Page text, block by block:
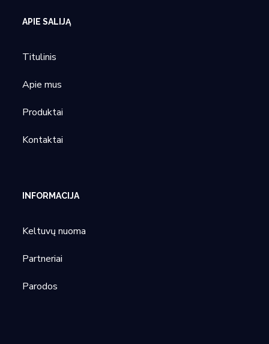
APIE SALIJĄ
Titulinis
Apie mus
Produktai
Kontaktai
INFORMACIJA
Keltuvų nuoma
Partneriai
Parodos